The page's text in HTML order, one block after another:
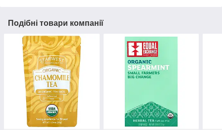
Подібні товари компанії